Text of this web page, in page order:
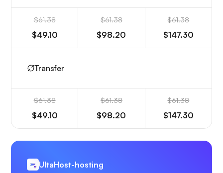
$61.38
$49.10
$61.38
$98.20
$61.38
$147.30
Transfer
$61.38
$49.10
$61.38
$98.20
$61.38
$147.30
UltaHost-hosting